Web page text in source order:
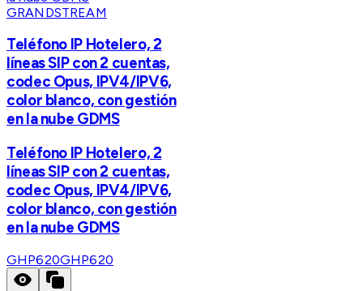
GRANDSTREAM
Teléfono IP Hotelero, 2
líneas SIP con 2 cuentas,
codec Opus, IPV4/IPV6,
color blanco, con gestión
en la nube GDMS
Teléfono IP Hotelero, 2
líneas SIP con 2 cuentas,
codec Opus, IPV4/IPV6,
color blanco, con gestión
en la nube GDMS
GHP620GHP620